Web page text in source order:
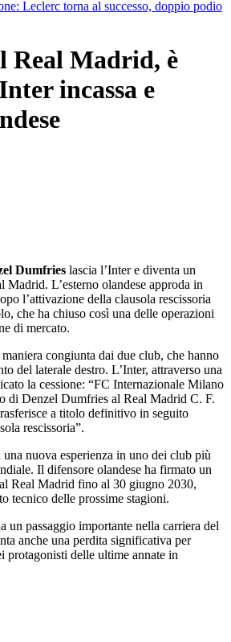
Leclerc torna al successo, doppio podio
Real Madrid, è
incassa e
Dumfries lascia l’Inter e diventa un
Madrid. L’esterno olandese approda in
l’attivazione della clausola rescissoria
che ha chiuso così una delle operazioni
di mercato.
congiunta dai due club, che hanno
del laterale destro. L’Inter, attraverso una
la cessione: “FC Internazionale Milano
di Denzel Dumfries al Real Madrid C. F.
a titolo definitivo in seguito
rescissoria”.
nuova esperienza in uno dei club più
Il difensore olandese ha firmato un
Real Madrid fino al 30 giugno 2030,
tecnico delle prossime stagioni.
un passaggio importante nella carriera del
anche una perdita significativa per
protagonisti delle ultime annate in